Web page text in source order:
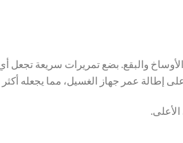
والبقع. بضع تمريرات سريعة
إطالة عمر جهاز الغسيل، مما يجعله أكثر